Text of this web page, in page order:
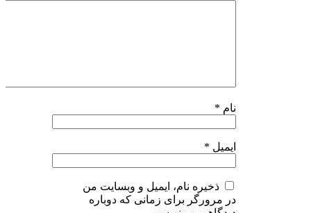
*
ایمیل*
ذخیره نام، ایمیل و وبسایت من
در مرورگر برای زمانی که دوباره